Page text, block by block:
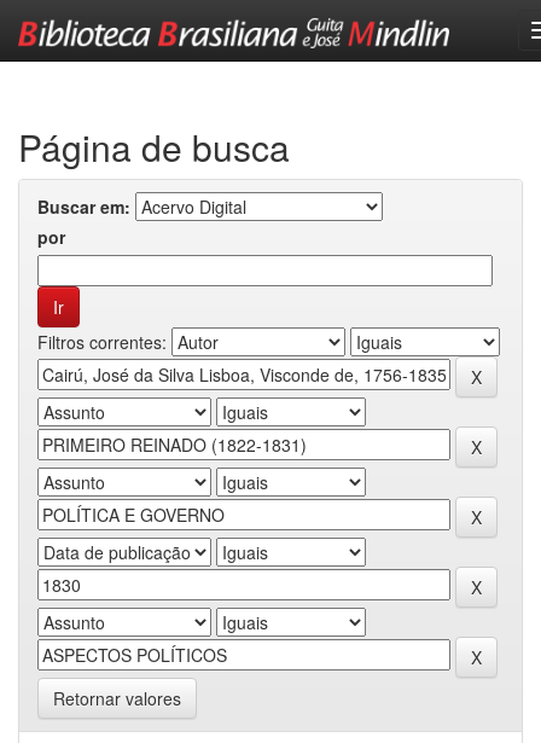
Página de busca
Buscar em:
por
Filtros correntes:
Retornar valores